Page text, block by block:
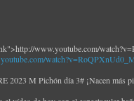
www.youtube.com/
2023 M Pichón día 3# ¡Nacen más